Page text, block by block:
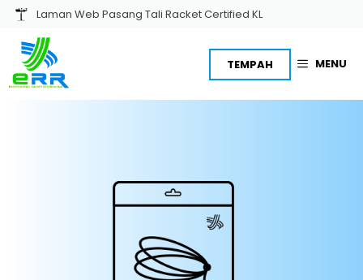
Skip
content
Laman Web Pasang Tali Racket Certified KL
MENU
TEMPAH